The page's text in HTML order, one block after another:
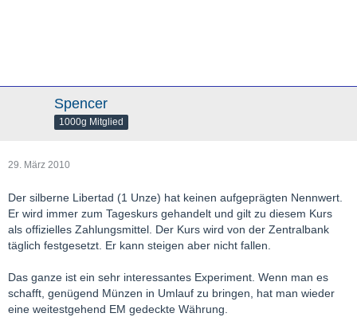
Spencer
1000g Mitglied
29. März 2010
Der silberne Libertad (1 Unze) hat keinen aufgeprägten Nennwert.
Er wird immer zum Tageskurs gehandelt und gilt zu diesem Kurs
als offizielles Zahlungsmittel. Der Kurs wird von der Zentralbank
täglich festgesetzt. Er kann steigen aber nicht fallen.
Das ganze ist ein sehr interessantes Experiment. Wenn man es
schafft, genügend Münzen in Umlauf zu bringen, hat man wieder
eine weitestgehend EM gedeckte Währung.